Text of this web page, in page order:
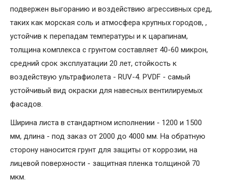
подвержен выгоранию и воздействию агрессивных сред,
таких как морская соль и атмосфера крупных городов, ,
устойчив к перепадам температуры и к царапинам,
толщина комплекса с грунтом составляет 40-60 микрон,
средний срок эксплуатации 20 лет, стойкость к
воздействую ультрафиолета - RUV-4. PVDF - самый
устойчивый вид окраски для навесных вентилируемых
фасадов.
Ширина листа в стандартном исполнении - 1200 и 1500
мм, длина - под заказ от 2000 до 4000 мм. На обратную
сторону наносится грунт для защиты от коррозии, на
лицевой поверхности - защитная пленка толщиной 70
мкм.